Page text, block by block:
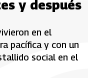
y después
en el
pacífica y con un
social en el